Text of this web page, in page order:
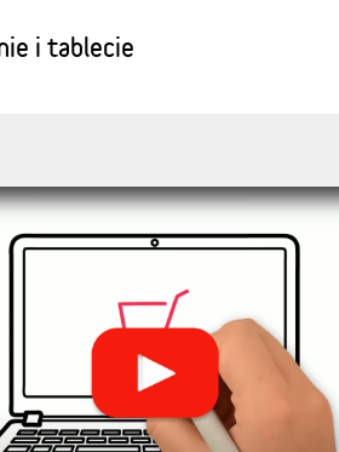
i tablecie